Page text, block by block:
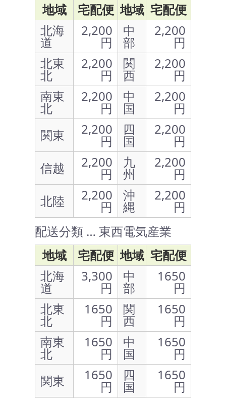
地域
宅配便 地域 宅配便
北海
道
2,200
円
中
部
2,200
円
北東
北
2,200
円
関
西
2,200
円
南東
北
2,200
円
中
国
2,200
円
関東
2,200
円
四
国
2,200
円
信越
2,200
円
九
州
2,200
円
北陸
2,200
円
沖
縄
2,200
円
配送分類 … 東西電気産業
地域
宅配便 地域 宅配便
北海
道
3,300
円
中
部
1650
円
北東
北
1650
円
関
西
1650
円
南東
北
1650
円
中
国
1650
円
関東
1650
円
四
国
1650
円